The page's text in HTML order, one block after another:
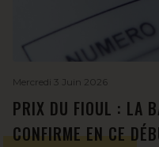
Mercredi 3 Juin 2026
PRIX DU FIOUL : LA
CONFIRME EN CE